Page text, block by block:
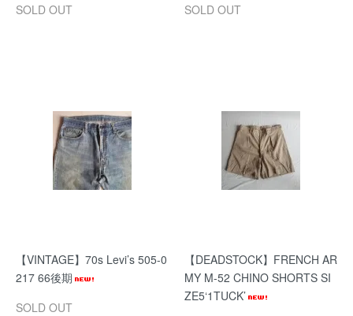
SOLD OUT
SOLD OUT
【VINTAGE】70s Levi’s 505-0
217 66後期
SOLD OUT
【DEADSTOCK】FRENCH AR
MY M-52 CHINO SHORTS SI
ZE5‘1TUCK’